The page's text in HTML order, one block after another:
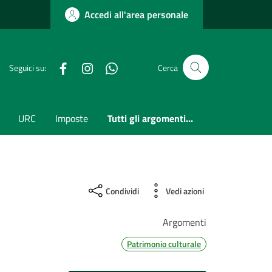
Accedi all'area personale
Seguici su: FacebookInstagramwhatsappCerca
URC Imposte Tutti gli argomenti...
Condividi Vedi azioni
Argomenti
Patrimonio culturale